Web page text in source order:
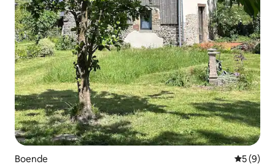
Boende 5 av 5 i
5 (9)